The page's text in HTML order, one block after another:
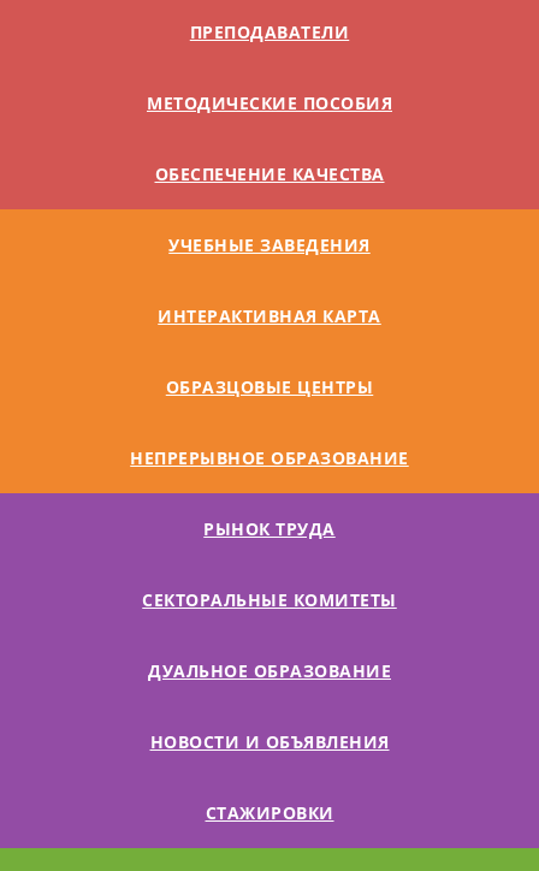
ПРЕПОДАВАТЕЛИ
МЕТОДИЧЕСКИЕ ПОСОБИЯ
ОБЕСПЕЧЕНИЕ КАЧЕСТВА
УЧЕБНЫЕ ЗАВЕДЕНИЯ
ИНТЕРАКТИВНАЯ КАРТА
ОБРАЗЦОВЫЕ ЦЕНТРЫ
НЕПРЕРЫВНОЕ ОБРАЗОВАНИЕ
РЫНОК ТРУДА
СЕКТОРАЛЬНЫЕ КОМИТЕТЫ
ДУАЛЬНОЕ ОБРАЗОВАНИЕ
НОВОСТИ И ОБЪЯВЛЕНИЯ
СТАЖИРОВКИ